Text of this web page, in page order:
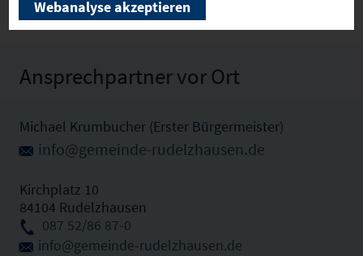
Ansprechpartner vor Ort
Michael Krumbucher (Erster Bürgermeister)
info@gemeinde-rudelzhausen.de
Kirchplatz 10
84104 Rudelzhausen
087 52/86 87-0
info@gemeinde-rudelzhausen.de
Webanalyse akzeptieren